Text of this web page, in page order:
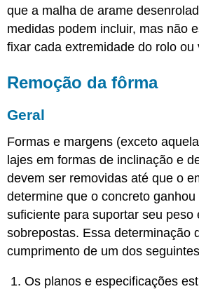
que a malha de arame
medidas podem incluir, mas não
fixar cada extremidade do rolo ou
Remoção da fôrma
Geral
Formas e margens (exceto
lajes em formas de inclinação e
devem ser removidas até que o
determine que o concreto
suficiente para suportar seu peso
sobrepostas. Essa determinação
cumprimento de um dos
Os planos e especificações